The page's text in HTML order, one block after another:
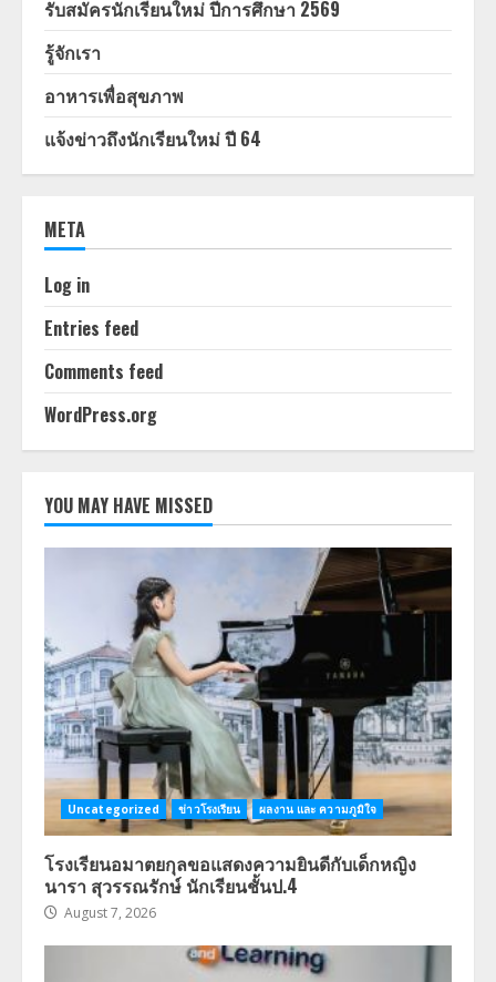
รับสมัครนักเรียนใหม่ ปีการศึกษา 2569
รู้จักเรา
อาหารเพื่อสุขภาพ
แจ้งข่าวถึงนักเรียนใหม่ ปี 64
META
Log in
Entries feed
Comments feed
WordPress.org
YOU MAY HAVE MISSED
Uncategorized ข่าวโรงเรียน ผลงาน และ ความภูมิใจ
โรงเรียนอมาตยกุลขอแสดงความยินดีกับเด็กหญิง
นารา สุวรรณรักษ์ นักเรียนชั้นป.4
August 7, 2026